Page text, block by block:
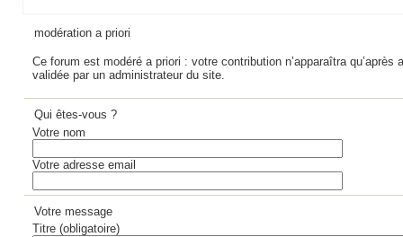
modération a priori
Ce forum est modéré a priori : votre contribution n’apparaîtra qu’après
validée par un administrateur du site.
Qui êtes-vous ?
Votre nom
Votre adresse email
Votre message
Titre (obligatoire)